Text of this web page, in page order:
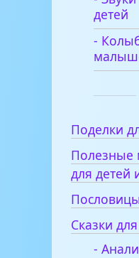
детей
-
Поделки
Полезные
для детей
Сказки
-